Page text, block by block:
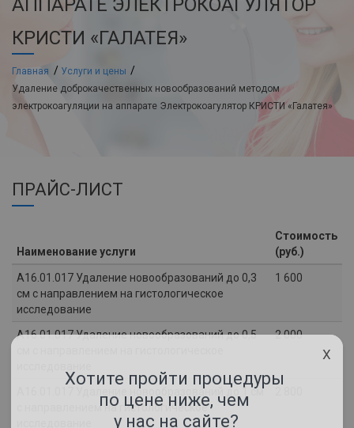
АППАРАТЕ ЭЛЕКТРОКОАГУЛЯТОР
КРИСТИ «ГАЛАТЕЯ»
Главная
Услуги и цены
Удаление доброкачественных новообразований методом
электрокоагуляции на аппарате Электрокоагулятор КРИСТИ «Галатея»
ПРАЙС-ЛИСТ
Наименование услуги
Стоимость
(руб.)
А16.01.017 Удаление новообразований до 0,3
см с направлением на гистологическое
исследование
1 600
А16.01.017 Удаление новообразований до 0,5
2 000
А16.01.017 Удаление новообразований до 1 см
с направлением на гистологическое
X